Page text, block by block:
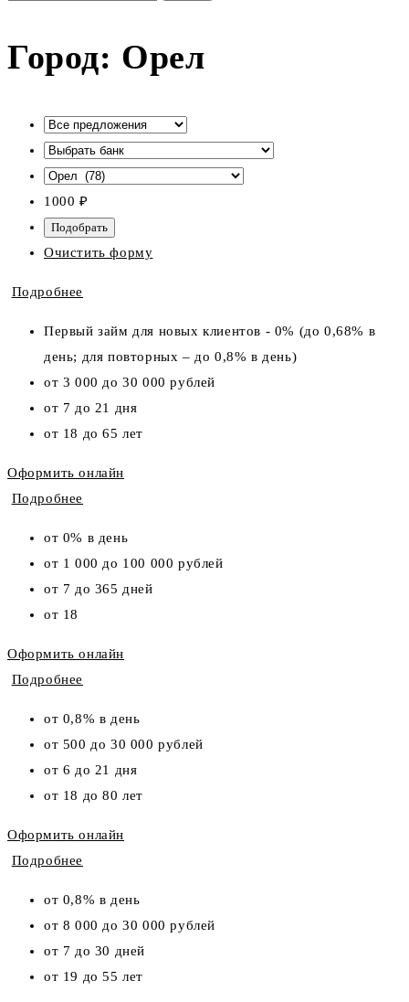
Город: Орел
1000 ₽
Очистить форму
Подробнее
Первый займ для новых клиентов - 0% (до 0,68% в
день; для повторных – до 0,8% в день)
от 3 000 до 30 000 рублей
от 7 до 21 дня
от 18 до 65 лет
Оформить онлайн
Подробнее
от 0% в день
от 1 000 до 100 000 рублей
от 7 до 365 дней
от 18
Оформить онлайн
Подробнее
от 0,8% в день
от 500 до 30 000 рублей
от 6 до 21 дня
от 18 до 80 лет
Оформить онлайн
Подробнее
от 0,8% в день
от 8 000 до 30 000 рублей
от 7 до 30 дней
от 19 до 55 лет